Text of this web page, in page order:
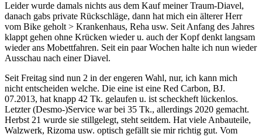
Leider wurde damals nichts aus dem Kauf meiner Traum-Diavel,
danach gabs private Rückschläge, dann hat mich ein älterer Herr
vom Bike geholt > Krankenhaus, Reha usw. Seit Anfang des Jahres
klappt gehen ohne Krücken wieder u. auch der Kopf denkt langsam
wieder ans Mobettfahren. Seit ein paar Wochen halte ich nun wieder
Ausschau nach einer Diavel.
Seit Freitag sind nun 2 in der engeren Wahl, nur, ich kann mich
nicht entscheiden welche. Die eine ist eine Red Carbon, BJ.
07.2013, hat knapp 42 Tk. gelaufen u. ist scheckheft lückenlos.
Letzter (Desmo-)Service war bei 35 Tk., allerdings 2020 gemacht.
Herbst 21 wurde sie stillgelegt, steht seitdem. Hat viele Anbauteile,
Walzwerk, Rizoma usw. optisch gefällt sie mir richtig gut. Vom